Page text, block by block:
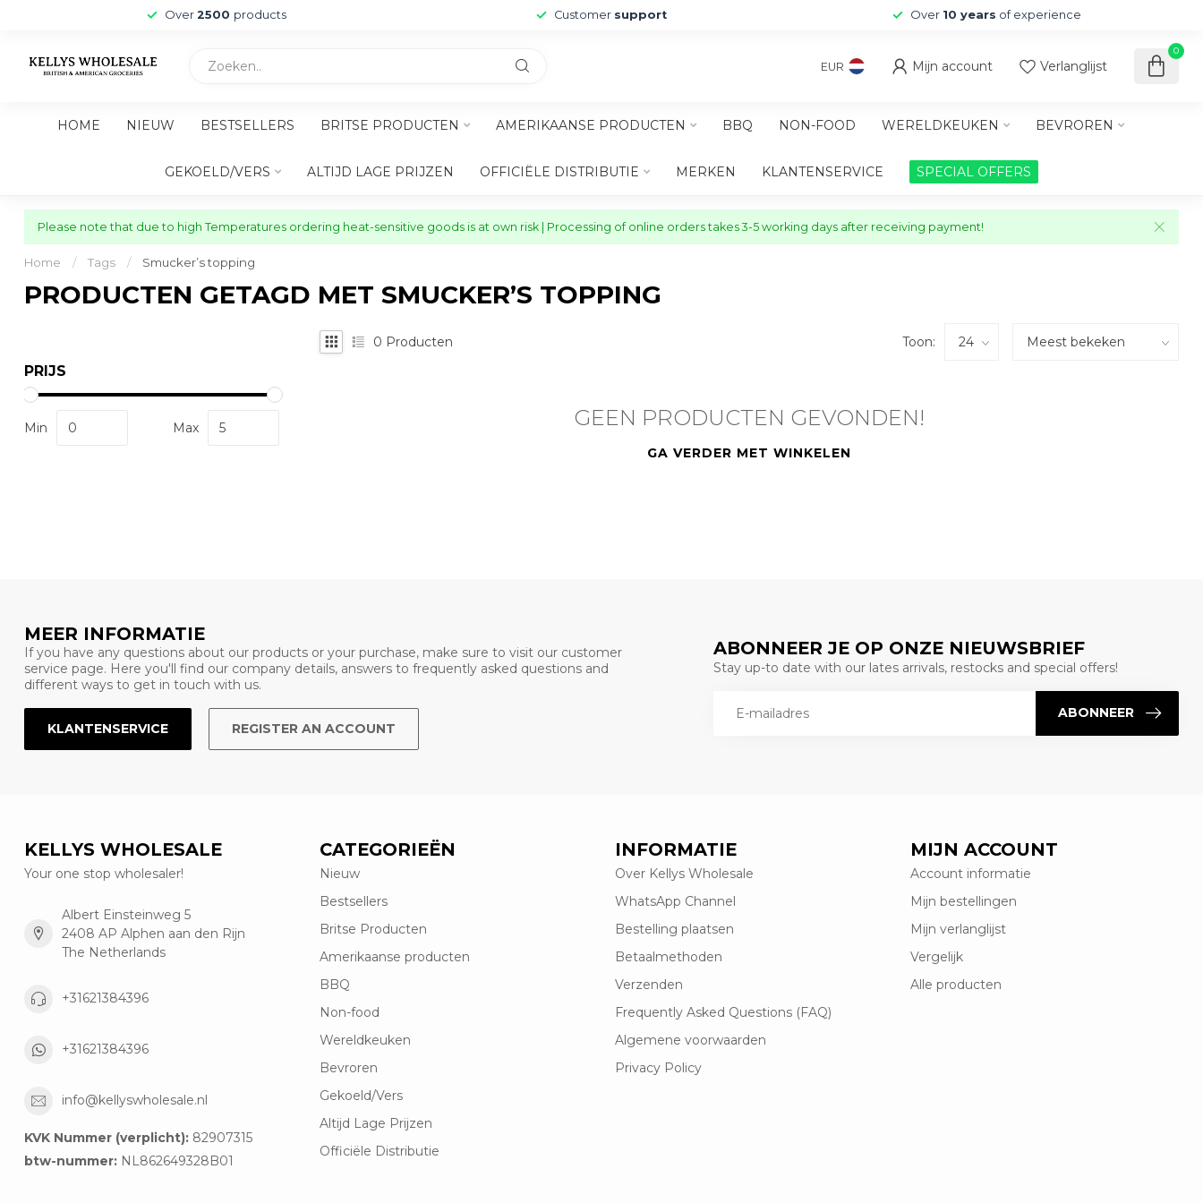
Over 2500 products Customer support Over 10 years of experience
EUR Mijn account Verlanglijst
0
HOME NIEUW BESTSELLERS BRITSE PRODUCTEN AMERIKAANSE PRODUCTEN BBQ NON-FOOD WERELDKEUKEN BEVROREN
GEKOELD/VERS ALTIJD LAGE PRIJZEN OFFICIËLE DISTRIBUTIE MERKEN KLANTENSERVICE SPECIAL OFFERS
Please note that due to high Temperatures ordering heat-sensitive goods is at own risk | Processing of online orders takes 3-5 working days after receiving payment!
Home / Tags / Smucker’s topping
PRODUCTEN GETAGD MET SMUCKER’S TOPPING
PRIJS
Min Max
0 Producten Toon:
GEEN PRODUCTEN GEVONDEN!
GA VERDER MET WINKELEN
MEER INFORMATIE
If you have any questions about our products or your purchase, make sure to visit our customer
service page. Here you'll find our company details, answers to frequently asked questions and
different ways to get in touch with us.
KLANTENSERVICE REGISTER AN ACCOUNT
ABONNEER JE OP ONZE NIEUWSBRIEF
Stay up-to date with our lates arrivals, restocks and special offers!
ABONNEER
KELLYS WHOLESALE
Your one stop wholesaler!
Albert Einsteinweg 5
2408 AP Alphen aan den Rijn
The Netherlands
+31621384396
+31621384396
info@kellyswholesale.nl
KVK Nummer (verplicht): 82907315
btw-nummer: NL862649328B01
CATEGORIEËN
Nieuw
Bestsellers
Britse Producten
Amerikaanse producten
BBQ
Non-food
Wereldkeuken
Bevroren
Gekoeld/Vers
Altijd Lage Prijzen
Officiële Distributie
INFORMATIE
Over Kellys Wholesale
WhatsApp Channel
Bestelling plaatsen
Betaalmethoden
Verzenden
Frequently Asked Questions (FAQ)
Algemene voorwaarden
Privacy Policy
MIJN ACCOUNT
Account informatie
Mijn bestellingen
Mijn verlanglijst
Vergelijk
Alle producten